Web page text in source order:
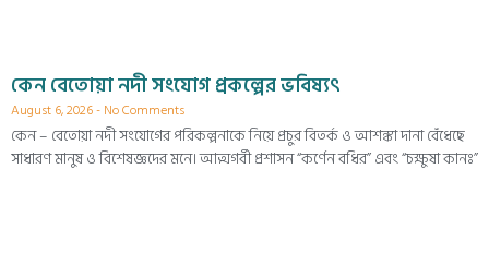
কেন বেতোয়া নদী সংযোগ প্রকল্পের ভবিষ্যৎ
August 6, 2026 No Comments
কেন – বেতোয়া নদী সংযোগের পরিকল্পনাকে নিয়ে প্রচুর বিতর্ক ও আশঙ্কা দানা বেঁধেছে
সাধারণ মানুষ ও বিশেষজ্ঞদের মনে। আত্মগর্বী প্রশাসন “কর্ণেন বধির” এবং “চক্ষুষা কানঃ”